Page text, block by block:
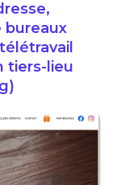
bureaux
tiers-lieu